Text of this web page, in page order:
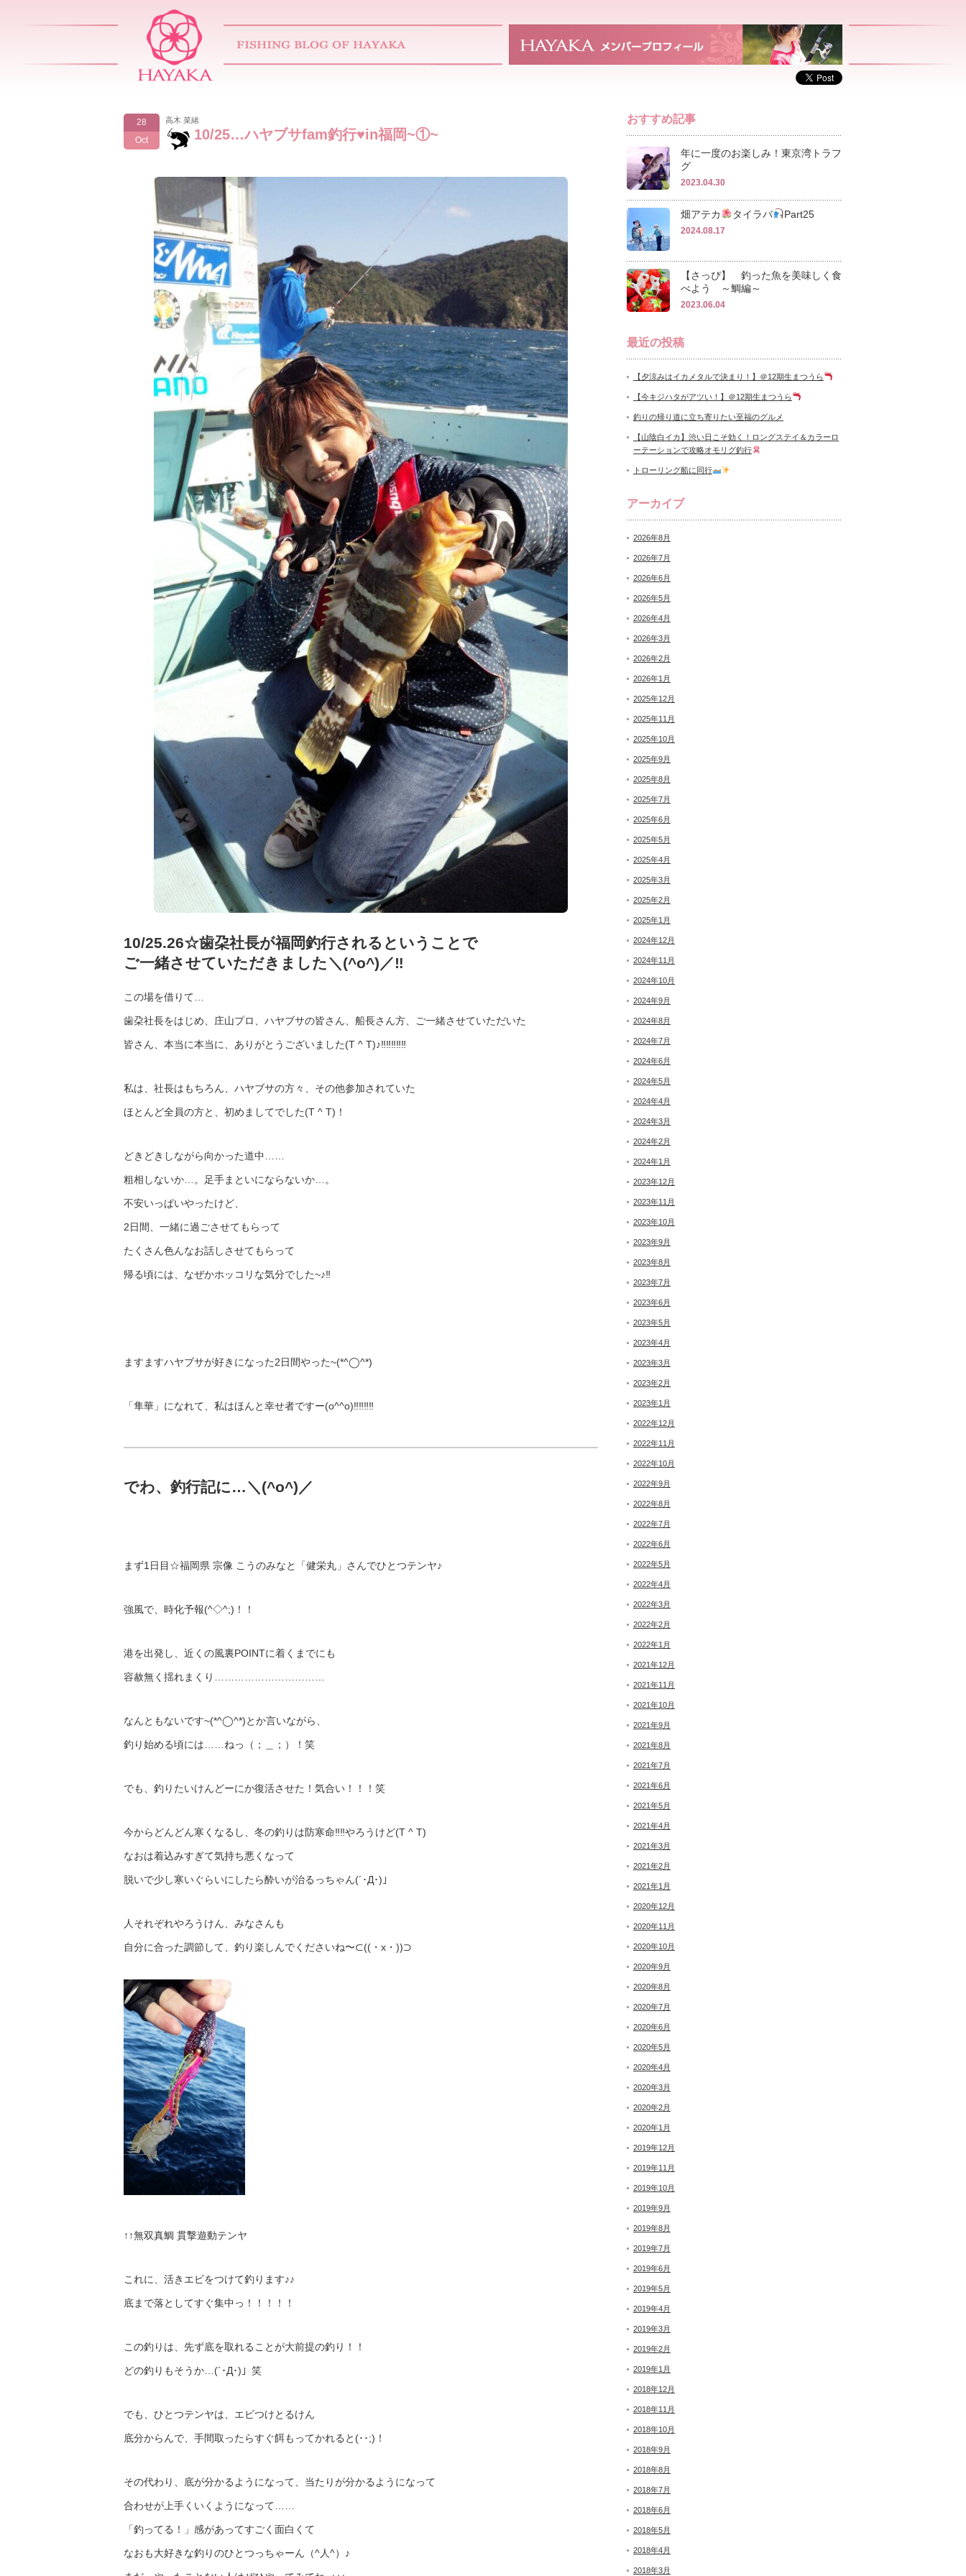
28
Oct
高木 菜緒
10/25…ハヤブサfam釣行♥️in福岡~①~
10/25.26☆歯朶社長が福岡釣行されるということで
ご一緒させていただきました＼(^o^)／‼︎
この場を借りて…
歯朶社長をはじめ、庄山プロ、ハヤブサの皆さん、船長さん方、ご一緒させていただいた
皆さん、本当に本当に、ありがとうございました(T ^ T)♪‼︎‼︎‼︎‼︎‼︎
私は、社長はもちろん、ハヤブサの方々、その他参加されていた
ほとんど全員の方と、初めましてでした(T ^ T)！
どきどきしながら向かった道中……
粗相しないか…。足手まといにならないか…。
不安いっぱいやったけど、
2日間、一緒に過ごさせてもらって
たくさん色んなお話しさせてもらって
帰る頃には、なぜかホッコリな気分でした~♪‼︎
ますますハヤブサが好きになった2日間やった~(*^◯^*)
「隼華」になれて、私はほんと幸せ者ですー(o^^o)‼︎‼︎‼︎‼︎
でわ、釣行記に…＼(^o^)／
まず1日目☆福岡県 宗像 こうのみなと「健栄丸」さんでひとつテンヤ♪
強風で、時化予報(^◇^;)！！
港を出発し、近くの風裏POINTに着くまでにも
容赦無く揺れまくり……………………………
なんともないです~(*^◯^*)とか言いながら、
釣り始める頃には……ねっ（；＿；）！笑
でも、釣りたいけんどーにか復活させた！気合い！！！笑
今からどんどん寒くなるし、冬の釣りは防寒命‼︎‼︎やろうけど(T ^ T)
なおは着込みすぎて気持ち悪くなって
脱いで少し寒いぐらいにしたら酔いが治るっちゃん(´･Д･)」
人それぞれやろうけん、みなさんも
自分に合った調節して、釣り楽しんでくださいね〜⊂((・x・))⊃
↑↑無双真鯛 貫撃遊動テンヤ
これに、活きエビをつけて釣ります♪♪
底まで落としてすぐ集中っ！！！！！
この釣りは、先ず底を取れることが大前提の釣り！！
どの釣りもそうか…(´･Д･)」笑
でも、ひとつテンヤは、エビつけとるけん
底分からんで、手間取ったらすぐ餌もってかれると(･･;)！
その代わり、底が分かるようになって、当たりが分かるようになって
合わせが上手くいくようになって……
「釣ってる！」感があってすごく面白くて
なおも大好きな釣りのひとつっちゃーん（^人^）♪
おすすめ記事
年に一度のお楽しみ！東京湾トラフ
グ
2023.04.30
畑アテカ タイラバ‪ ‬Part25
2024.08.17
【さっぴ】 釣った魚を美味しく食
べよう ～鯛編～
2023.06.04
最近の投稿
【夕涼みはイカメタルで決まり！】＠12期生まつうら
【今キジハタがアツい！】＠12期生まつうら
釣りの帰り道に立ち寄りたい至福のグルメ
【山陰白イカ】渋い日こそ効く！ロングステイ＆カラーロ
ーテーションで攻略オモリグ釣行
トローリング船に同行
アーカイブ
2026年8月
2026年7月
2026年6月
2026年5月
2026年4月
2026年3月
2026年2月
2026年1月
2025年12月
2025年11月
2025年10月
2025年9月
2025年8月
2025年7月
2025年6月
2025年5月
2025年4月
2025年3月
2025年2月
2025年1月
2024年12月
2024年11月
2024年10月
2024年9月
2024年8月
2024年7月
2024年6月
2024年5月
2024年4月
2024年3月
2024年2月
2024年1月
2023年12月
2023年11月
2023年10月
2023年9月
2023年8月
2023年7月
2023年6月
2023年5月
2023年4月
2023年3月
2023年2月
2023年1月
2022年12月
2022年11月
2022年10月
2022年9月
2022年8月
2022年7月
2022年6月
2022年5月
2022年4月
2022年3月
2022年2月
2022年1月
2021年12月
2021年11月
2021年10月
2021年9月
2021年8月
2021年7月
2021年6月
2021年5月
2021年4月
2021年3月
2021年2月
2021年1月
2020年12月
2020年11月
2020年10月
2020年9月
2020年8月
2020年7月
2020年6月
2020年5月
2020年4月
2020年3月
2020年2月
2020年1月
2019年12月
2019年11月
2019年10月
2019年9月
2019年8月
2019年7月
2019年6月
2019年5月
2019年4月
2019年3月
2019年2月
2019年1月
2018年12月
2018年11月
2018年10月
2018年9月
2018年8月
2018年7月
2018年6月
2018年5月
2018年4月
2018年3月